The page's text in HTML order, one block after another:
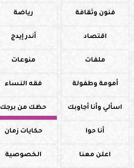
فنون وثقافة رياضة
اقتصاد أندر إيدج
ملفات منوعات
أمومة وطفولة فقه النساء
اسألي وأنا أجاوبك حظك من برجك
أنا حوا حكايات زمان
اعلن معنا الخصوصية